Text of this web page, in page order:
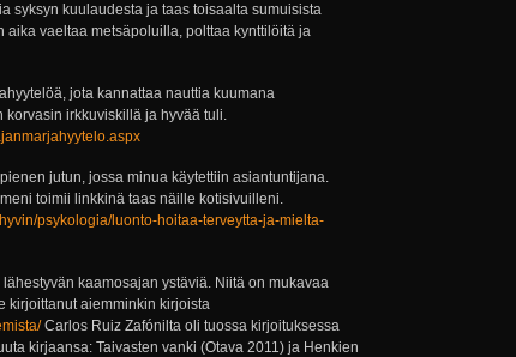
syksyn kuulaudesta ja taas toisaalta sumuisista
aika vaeltaa metsäpoluilla, polttaa kynttilöitä ja
jota kannattaa nauttia kuumana
irkkuviskillä ja hyvää tuli.
jutun, jossa minua käytettiin asiantuntijana.
toimii linkkinä taas näille kotisivuilleni.
psykologia/luonto-hoitaa-terveytta-ja-mielta-
kaamosajan ystäviä. Niitä on mukavaa
kirjoittanut aiemminkin kirjoista
Carlos Ruiz Zafónilta oli tuossa kirjoituksessa
kirjaansa: Taivasten vanki (Otava 2011) ja Henkien